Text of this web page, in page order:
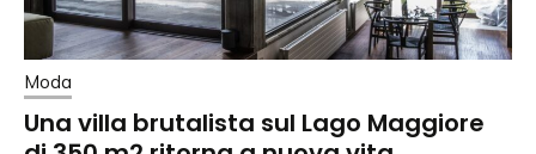
Moda
Una villa brutalista sul Lago Maggiore